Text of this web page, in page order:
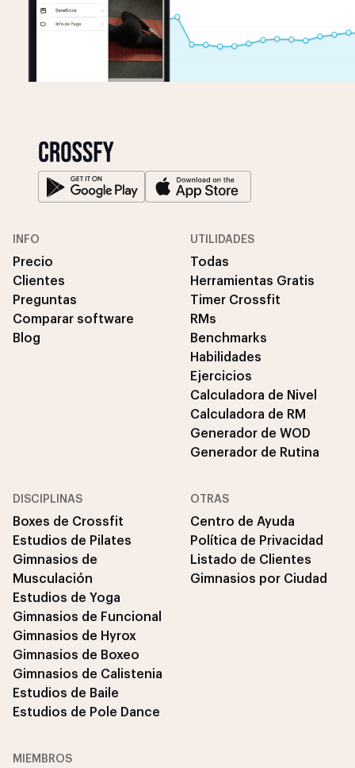
INFO
Precio
Clientes
Preguntas
Comparar software
Blog
UTILIDADES
Todas
Herramientas Gratis
Timer Crossfit
RMs
Benchmarks
Habilidades
Ejercicios
Calculadora de Nivel
Calculadora de RM
Generador de WOD
Generador de Rutina
DISCIPLINAS
Boxes de Crossfit
Estudios de Pilates
Gimnasios de
Musculación
Estudios de Yoga
Gimnasios de Funcional
Gimnasios de Hyrox
Gimnasios de Boxeo
Gimnasios de Calistenia
Estudios de Baile
Estudios de Pole Dance
OTRAS
Centro de Ayuda
Política de Privacidad
Listado de Clientes
Gimnasios por Ciudad
MIEMBROS